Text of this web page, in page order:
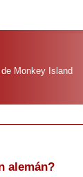
Monkey Island
alemán?